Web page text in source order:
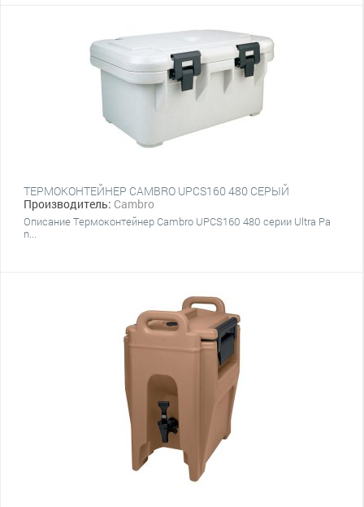
ТЕРМОКОНТЕЙНЕР CAMBRO UPCS160 480 СЕРЫЙ
Производитель: Cambro
Описание Термоконтейнер Cambro UPCS160 480 серии Ultra Pa
n...